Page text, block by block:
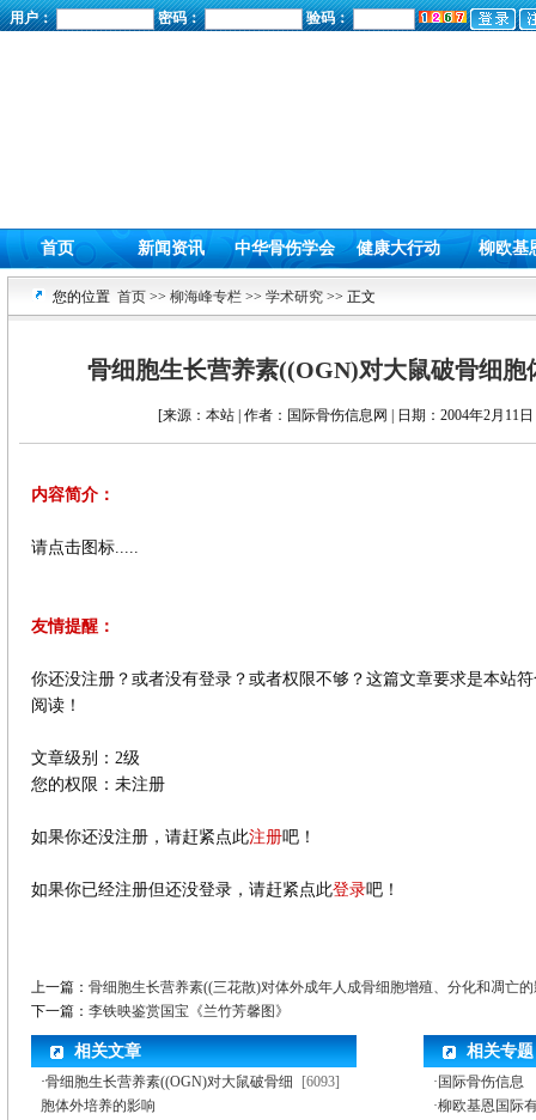
用户： 密码： 验码：
首页 新闻资讯 中华骨伤学会 健康大行动 柳欧基
您的位置 首页 >> 柳海峰专栏 >> 学术研究 >> 正文
骨细胞生长营养素((OGN)对大鼠破骨细胞
[来源：本站 | 作者：国际骨伤信息网 | 日期：2004年2月11日
内容简介：
请点击图标.....
友情提醒：
你还没注册？或者没有登录？或者权限不够？这篇文章要求是本站
阅读！
文章级别：2级
您的权限：未注册
如果你还没注册，请赶紧点此注册吧！
如果你已经注册但还没登录，请赶紧点此登录吧！
上一篇： 骨细胞生长营养素((三花散)对体外成年人成骨细胞增殖、分化和凋亡
下一篇： 李铁映鉴赏国宝《兰竹芳馨图》
相关文章
[6093]
·骨细胞生长营养素((OGN)对大鼠破骨细
胞体外培养的影响
相关专题
·国际骨伤信息
·柳欧基恩国际